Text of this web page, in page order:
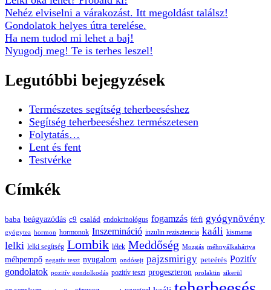
Nehéz elviselni a várakozást. Itt megoldást találsz!
Gondolatok helyes útra terelése.
Ha nem tudod mi lehet a baj!
Nyugodj meg! Te is terhes leszel!
Legutóbbi bejegyzések
Természetes segítség teherbeeséshez
Segítség teherbeeséshez természetesen
Folytatás…
Lent és fent
Testvérke
Címkék
baba beágyazódás c9 család endokrinológus fogamzás férfi gyógynövény
gyógytea hormon hormonok Inszemináció inzulin rezisztencia kaáli kismama
lelki lelki segítség Lombik lélek Meddőség Mozgás méhnyálkahártya
méhpempő negatív teszt nyugalom ondósejt pajzsmirigy peteérés Pozitív
gondolatok pozitív gondolkodás pozitív teszt progeszteron prolaktin sikerül